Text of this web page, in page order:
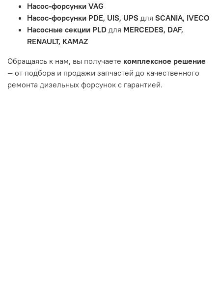
Неисправности вызваны ДТП, неправильной установкой
или чрезмерным износом.
Неисправность топливной системы или системы
впуска/выпуска.
Насос-форсунки VAG
Насос-форсунки PDE, UIS, UPS для SCANIA, IVECO
Насосные секции PLD для MERCEDES, DAF,
RENAULT, KAMAZ
Обращаясь к нам, вы получаете комплексное решение
— от подбора и продажи запчастей до качественного
ремонта дизельных форсунок с гарантией.